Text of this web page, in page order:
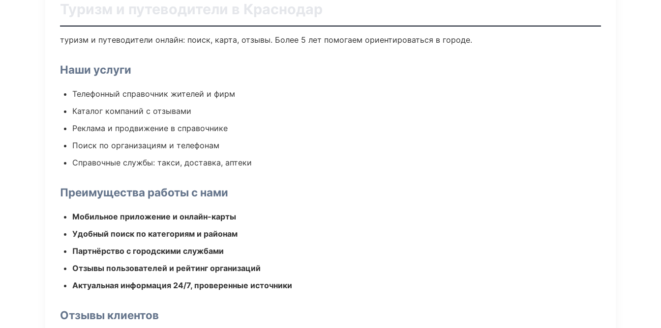
Туризм и путеводители в Краснодар
туризм и путеводители онлайн: поиск, карта, отзывы. Более 5 лет помогаем ориентироваться в городе.
Наши услуги
Телефонный справочник жителей и фирм
Каталог компаний с отзывами
Реклама и продвижение в справочнике
Поиск по организациям и телефонам
Справочные службы: такси, доставка, аптеки
Преимущества работы с нами
Мобильное приложение и онлайн-карты
Удобный поиск по категориям и районам
Партнёрство с городскими службами
Отзывы пользователей и рейтинг организаций
Актуальная информация 24/7, проверенные источники
Отзывы клиентов